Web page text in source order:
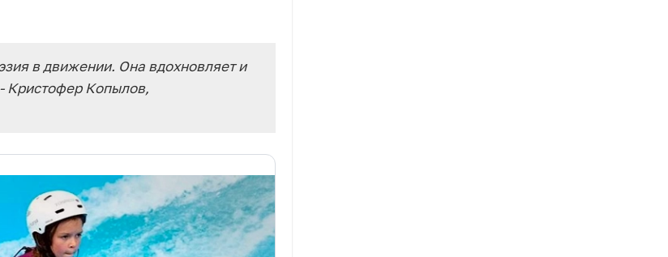
в движении. Она вдохновляет и
Кристофер Копылов,